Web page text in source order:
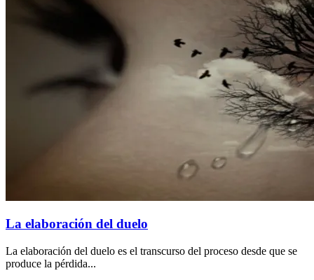
La elaboración del duelo
La elaboración del duelo es el transcurso del proceso desde que se
produce la pérdida...